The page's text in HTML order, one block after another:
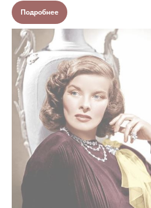
Подробнее